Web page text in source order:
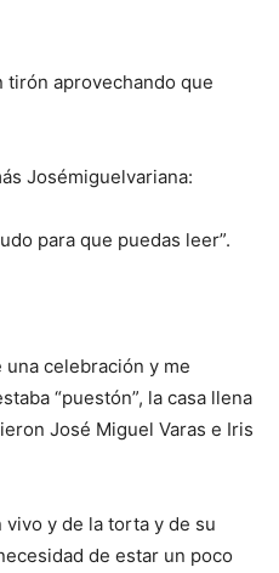
tirón aprovechando que
Josémiguelvariana:
para que puedas leer”.
celebración y me
“puestón”, la casa llena
José Miguel Varas e Iris
y de la torta y de su
de estar un poco